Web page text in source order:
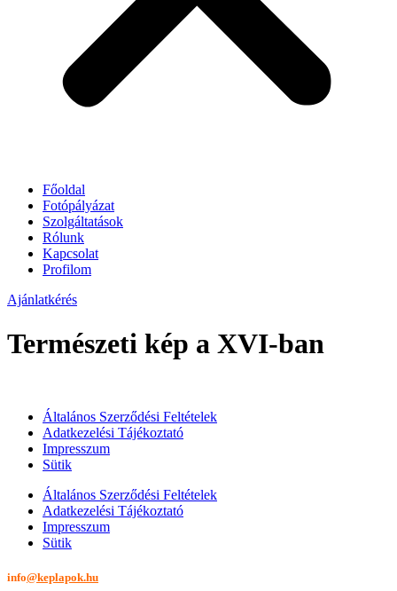
Főoldal
Fotópályázat
Szolgáltatások
Rólunk
Kapcsolat
Profilom
Ajánlatkérés
Természeti kép a XVI-ban
Általános Szerződési Feltételek
Adatkezelési Tájékoztató
Impresszum
Sütik
Általános Szerződési Feltételek
Adatkezelési Tájékoztató
Impresszum
Sütik
info@keplapok.hu